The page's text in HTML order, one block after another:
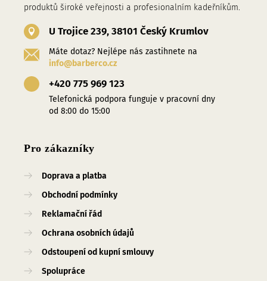
produktů široké veřejnosti a profesionalním kadeřníkům.
U Trojice 239, 38101 Český Krumlov
Máte dotaz? Nejlépe nás zastihnete na
info@barberco.cz
+420 775 969 123
Telefonická podpora funguje v pracovní dny
od 8:00 do 15:00
Pro zákazníky
Doprava a platba
Obchodní podmínky
Reklamační řád
Ochrana osobních údajů
Odstoupení od kupní smlouvy
Spolupráce